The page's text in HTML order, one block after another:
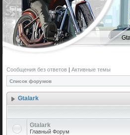
Сообщения без ответов | Активные темы
Список форумов
Gtalark
Gtalark
Главный Форум